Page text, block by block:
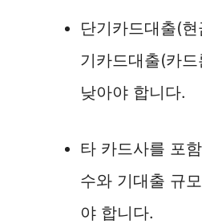
단기카드대출(
기카드대출(카
낮아야 합니다.
타 카드사를 포
수와 기대출 규
야 합니다.